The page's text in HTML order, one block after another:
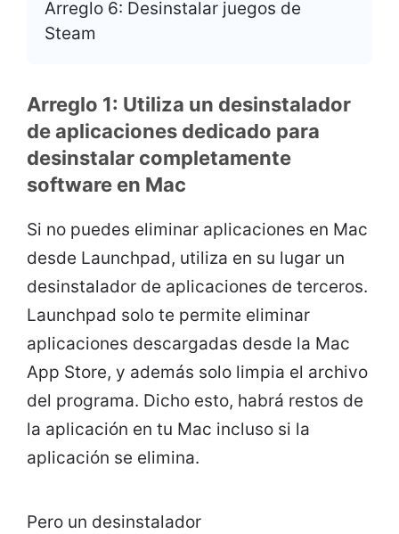
Arreglo 6: Desinstalar juegos de
Steam
Arreglo 1: Utiliza un desinstalador
de aplicaciones dedicado para
desinstalar completamente
software en Mac
Si no puedes eliminar aplicaciones en Mac
desde Launchpad, utiliza en su lugar un
desinstalador de aplicaciones de terceros.
Launchpad solo te permite eliminar
aplicaciones descargadas desde la Mac
App Store, y además solo limpia el archivo
del programa. Dicho esto, habrá restos de
la aplicación en tu Mac incluso si la
aplicación se elimina.
Pero un desinstalador